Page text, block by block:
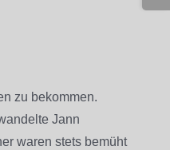
zu bekommen.
Jann
waren stets bemüht